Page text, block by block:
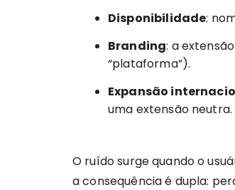
Disponibilidade:
Branding: a
“plataforma”).
Expansão
uma extensão neutra.
O ruído surge quando o
a consequência é dupla: